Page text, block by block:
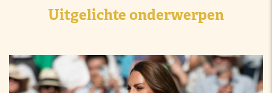
Uitgelichte onderwerpen